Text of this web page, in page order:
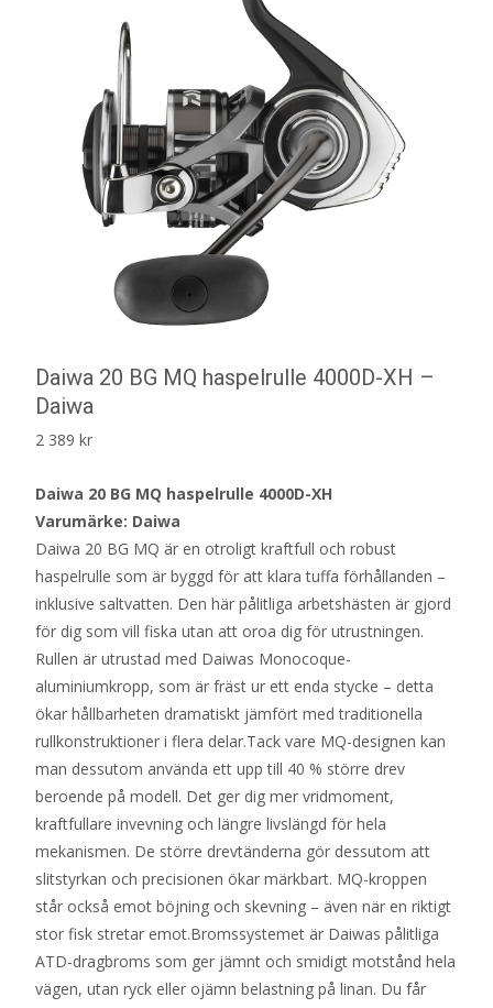
Daiwa 20 BG MQ haspelrulle 4000D-XH –
Daiwa
2 389 kr
Daiwa 20 BG MQ haspelrulle 4000D-XH
Varumärke: Daiwa
Daiwa 20 BG MQ är en otroligt kraftfull och robust
haspelrulle som är byggd för att klara tuffa förhållanden –
inklusive saltvatten. Den här pålitliga arbetshästen är gjord
för dig som vill fiska utan att oroa dig för utrustningen.
Rullen är utrustad med Daiwas Monocoque-
aluminiumkropp, som är fräst ur ett enda stycke – detta
ökar hållbarheten dramatiskt jämfört med traditionella
rullkonstruktioner i flera delar.Tack vare MQ-designen kan
man dessutom använda ett upp till 40 % större drev
beroende på modell. Det ger dig mer vridmoment,
kraftfullare invevning och längre livslängd för hela
mekanismen. De större drevtänderna gör dessutom att
slitstyrkan och precisionen ökar märkbart. MQ-kroppen
står också emot böjning och skevning – även när en riktigt
stor fisk stretar emot.Bromssystemet är Daiwas pålitliga
ATD-dragbroms som ger jämnt och smidigt motstånd hela
vägen, utan ryck eller ojämn belastning på linan. Du får